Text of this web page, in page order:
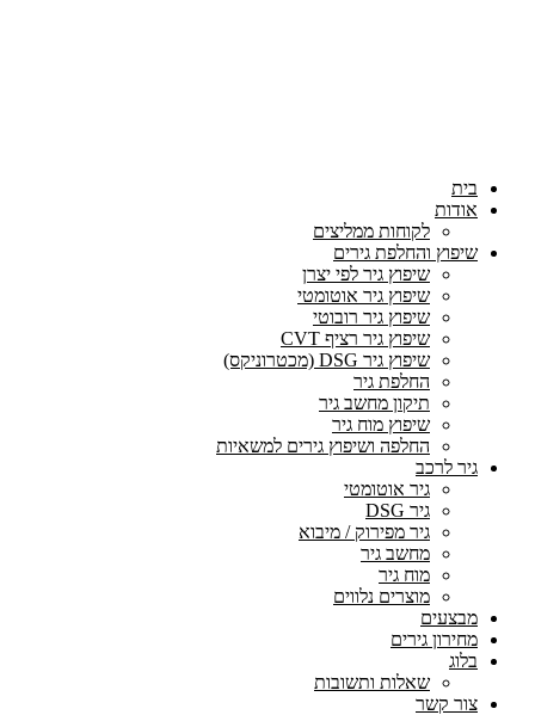
בית
אודות
לקוחות ממליצים
שיפוץ והחלפת גירים
שיפוץ גיר לפי יצרן
שיפוץ גיר אוטומטי
שיפוץ גיר רובוטי
שיפוץ גיר רציף CVT
שיפוץ גיר DSG (מכטרוניקס)
החלפת גיר
תיקון מחשב גיר
שיפוץ מוח גיר
החלפה ושיפוץ גירים למשאיות
גיר לרכב
גיר אוטומטי
גיר DSG
גיר מפירוק / מיבוא
מחשב גיר
מוח גיר
מוצרים נלווים
מבצעים
מחירון גירים
בלוג
שאלות ותשובות
צור קשר